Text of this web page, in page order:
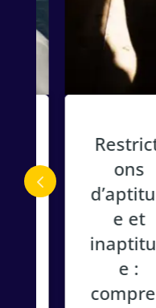
Restricti
ons
d’aptitud
e et
inaptitud
compren